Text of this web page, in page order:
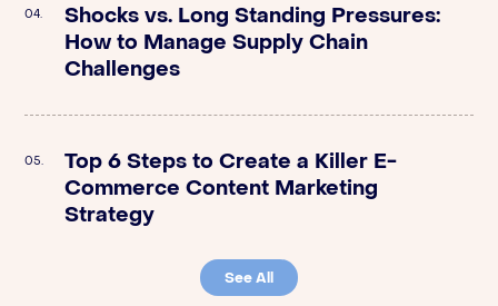
04.
Shocks vs. Long Standing Pressures:
How to Manage Supply Chain
Challenges
05.
Top 6 Steps to Create a Killer E-
Commerce Content Marketing
Strategy
The Fortia Group | Growing Brands
Through Smart Operations
05.
Orange Klik | How to Launch Amazon
FBA Products with Sponsored Ads
See All